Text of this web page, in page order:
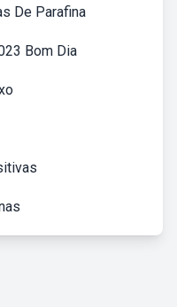
De Parafina
Bom Dia